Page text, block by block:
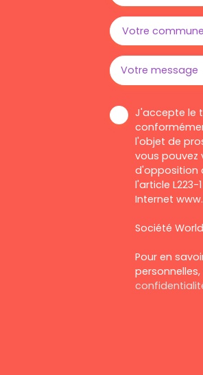
Votre commune
Votre message
J'accepte le
l'objet de
vous pouvez
d'opposition
l'article
Internet
Société
Pour en